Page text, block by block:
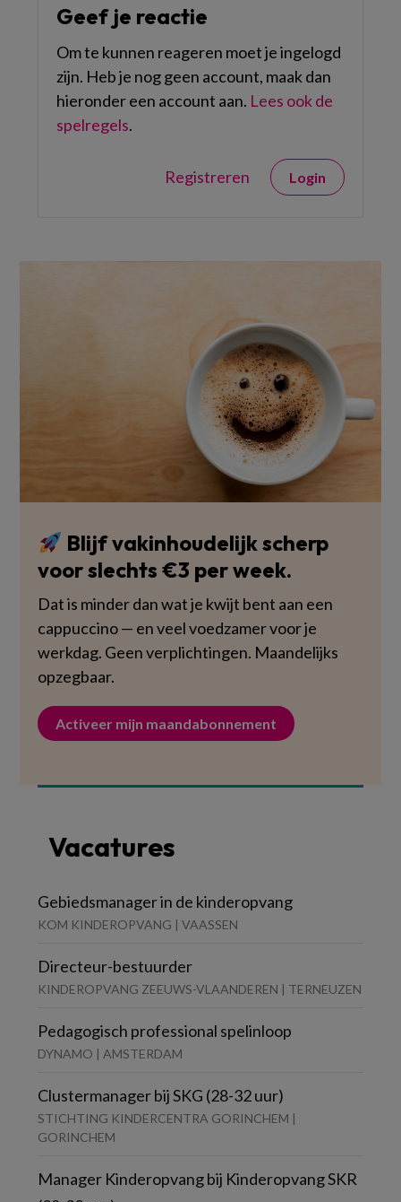
Geef je reactie
Om te kunnen reageren moet je ingelogd
zijn. Heb je nog geen account, maak dan
hieronder een account aan. Lees ook de
spelregels.
Registreren Login
Blijf vakinhoudelijk scherp
voor slechts €3 per week.
Dat is minder dan wat je kwijt bent aan een
cappuccino — en veel voedzamer voor je
werkdag. Geen verplichtingen. Maandelijks
opzegbaar.
Activeer mijn maandabonnement
Vacatures
Gebiedsmanager in de kinderopvang
KOM KINDEROPVANG | VAASSEN
Directeur-bestuurder
KINDEROPVANG ZEEUWS-VLAANDEREN | TERNEUZEN
Pedagogisch professional spelinloop
DYNAMO | AMSTERDAM
Clustermanager bij SKG (28-32 uur)
STICHTING KINDERCENTRA GORINCHEM |
GORINCHEM
Manager Kinderopvang bij Kinderopvang SKR